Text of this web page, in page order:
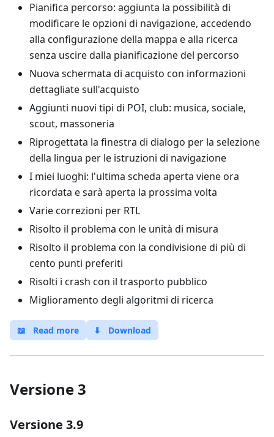
Pianifica percorso: aggiunta la possibilità di
modificare le opzioni di navigazione, accedendo
alla configurazione della mappa e alla ricerca
senza uscire dalla pianificazione del percorso
Nuova schermata di acquisto con informazioni
dettagliate sull'acquisto
Aggiunti nuovi tipi di POI, club: musica, sociale,
scout, massoneria
Riprogettata la finestra di dialogo per la selezione
della lingua per le istruzioni di navigazione
I miei luoghi: l'ultima scheda aperta viene ora
ricordata e sarà aperta la prossima volta
Varie correzioni per RTL
Risolto il problema con le unità di misura
Risolto il problema con la condivisione di più di
cento punti preferiti
Risolti i crash con il trasporto pubblico
Miglioramento degli algoritmi di ricerca
📖 Read more ⬇ Download
Versione 3
Versione 3.9